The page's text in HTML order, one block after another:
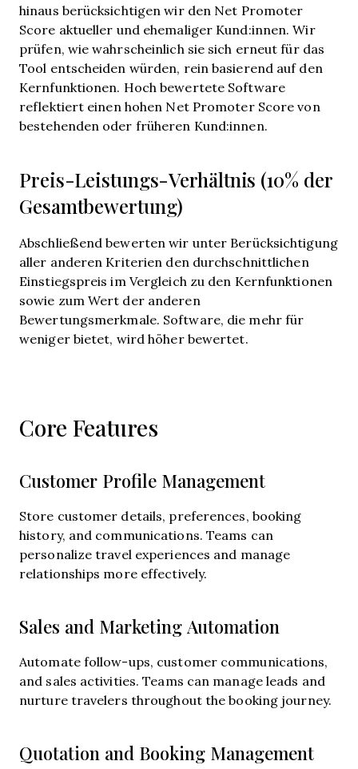
hinaus berücksichtigen wir den Net Promoter
Score aktueller und ehemaliger Kund:innen. Wir
prüfen, wie wahrscheinlich sie sich erneut für das
Tool entscheiden würden, rein basierend auf den
Kernfunktionen. Hoch bewertete Software
reflektiert einen hohen Net Promoter Score von
bestehenden oder früheren Kund:innen.
Preis-Leistungs-Verhältnis (10% der
Gesamtbewertung)
Abschließend bewerten wir unter Berücksichtigung
aller anderen Kriterien den durchschnittlichen
Einstiegspreis im Vergleich zu den Kernfunktionen
sowie zum Wert der anderen
Bewertungsmerkmale. Software, die mehr für
weniger bietet, wird höher bewertet.
Core Features
Customer Profile Management
Store customer details, preferences, booking
history, and communications. Teams can
personalize travel experiences and manage
relationships more effectively.
Sales and Marketing Automation
Automate follow-ups, customer communications,
and sales activities. Teams can manage leads and
nurture travelers throughout the booking journey.
Quotation and Booking Management